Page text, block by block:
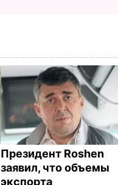
Президент Roshen
заявил, что объемы
экспорта